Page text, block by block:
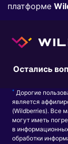
платформе
Остались
* Дорогие
является
(Wildberries). Все
могут иметь
в
обработки